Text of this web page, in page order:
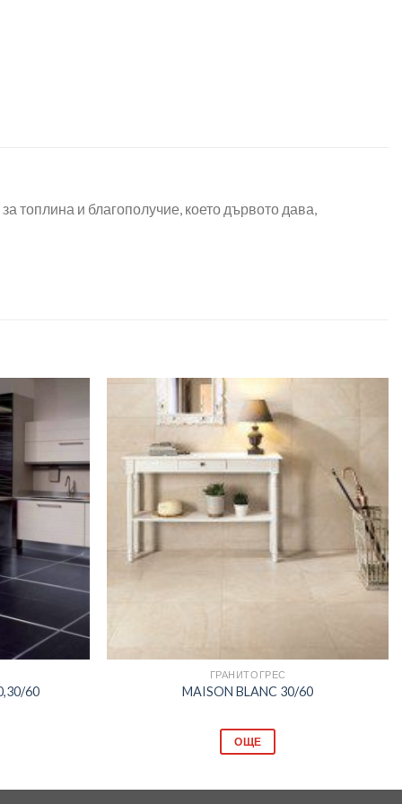
топлина и благополучие, което дървото дава,
в
любими
60
в
любими
ГРАНИТОГРЕС
MAISON BLANC 30/60
ОЩЕ